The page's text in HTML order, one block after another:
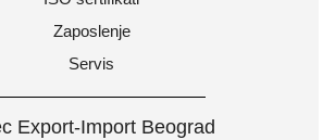
Zaposlenje
Servis
Export-Import Beograd